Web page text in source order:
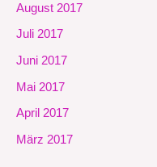
August 2017
Juli 2017
Juni 2017
Mai 2017
April 2017
März 2017